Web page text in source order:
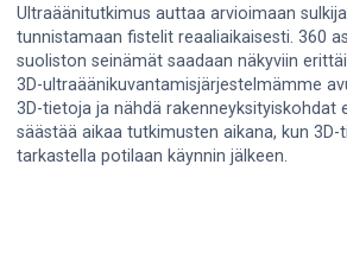
Ultraäänitutkimus auttaa arvioimaan
tunnistamaan fistelit reaaliaikaisesti. 360
suoliston seinämät saadaan näkyviin
3D-ultraäänikuvantamisjärjestelmämme
3D-tietoja ja nähdä rakenneyksityiskohdat
säästää aikaa tutkimusten aikana, kun
tarkastella potilaan käynnin jälkeen.